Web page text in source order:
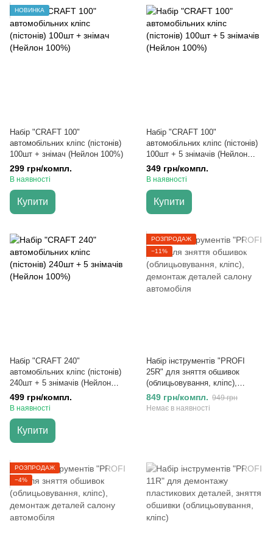
НОВИНКА
Набір "CRAFT 100"
автомобільних кліпс (пістонів)
100шт + знімач (Нейлон 100%)
299 грн/компл.
В наявності
Купити
Набір "CRAFT 100"
автомобільних кліпс (пістонів)
100шт + 5 знімачів (Нейлон
100%)
349 грн/компл.
В наявності
Купити
Набір "CRAFT 240"
автомобільних кліпс (пістонів)
240шт + 5 знімачів (Нейлон
100%)
499 грн/компл.
В наявності
Купити
РОЗПРОДАЖ
−11%
Набір інструментів "PROFI
25R" для зняття обшивок
(облицьовування, кліпс),
демонтаж деталей салону
автомобіля
849 грн/компл. 949 грн
Немає в наявності
РОЗПРОДАЖ
−4%